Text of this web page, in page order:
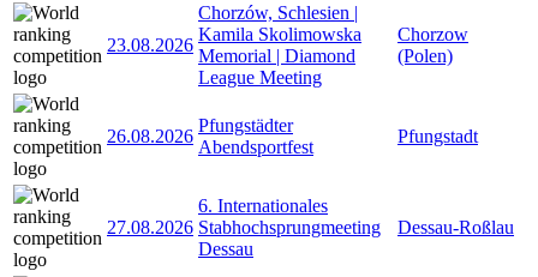
23.08.2026
Chorzów, Schlesien |
Kamila Skolimowska
Memorial | Diamond
League Meeting
Chorzow
(Polen)
26.08.2026
Pfungstädter
Abendsportfest
Pfungstadt
27.08.2026
6. Internationales
Stabhochsprungmeeting
Dessau
Dessau-Roßlau